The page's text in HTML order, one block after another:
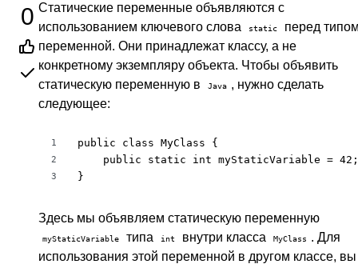
0 Статические переменные объявляются с
использованием ключевого слова
static
перед
переменной. Они принадлежат классу, а не
конкретному экземпляру объекта. Чтобы объявить
статическую переменную в
Java , нужно сделать
следующее:
1
2
3
public class MyClass {
    public static int myStaticVariable = 42;
}
Здесь мы объявляем статическую переменную
myStaticVariable типа int внутри класса MyClass . Для
использования этой переменной в другом классе, вы